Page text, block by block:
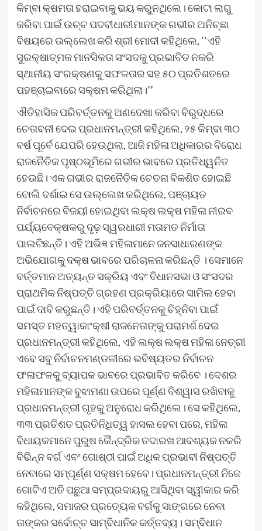
କିମ୍ବା କ୍ଷମତା ହରାଇବାକୁ ଭୟ କରୁନଥିଲେ। କୋଟା ଲାଗୁ
କରିବା ପାଇଁ ଉଚ୍ଚ ପଦବୀଧାରୀମାନଙ୍କ ଗଭୀର ଅନିଚ୍ଛା
ବିଷୟରେ ଉଲ୍ଲେଖ କରି ଶ୍ରୀ ମୋଦୀ କହିଥିଲେ, ‘‘ଏହି
ସୁରକ୍ଷାତ୍ମକ ମାନସିକତା ସଂସଦକୁ ପ୍ରଭାବିତ ନକରି
ସ୍ଥାନୀୟ ସଂରକ୍ଷଣକୁ ସଫଳତାର ସହ ୫୦ ପ୍ରତିଶତରେ
ପହଞ୍ଚାଇବାରେ ସକ୍ଷମ କରିଥିଲା।’’
ଐତିହାସିକ ପରିବର୍ତ୍ତନକୁ ଅଣଦେଖା କରିବା ବିରୁଦ୍ଧରେ
ଚେତାବନୀ ଦେଇ ପ୍ରଧାନମନ୍ତ୍ରୀ କହିଥିଲେ, ୨୫ କିମ୍ବା ୩୦
ବର୍ଷ ପୂର୍ବେ ଯେପରି ହେଉଥିଲା, ଆଜି ମହିଳା ଅଧିକାରର ବିରୋଧ
ରାଜନୈତିକ ପୃଷ୍ଠଭୂମିରେ ଗଭୀର ଭାବରେ ପ୍ରତିଧ୍ୱନିତ
ହେଉଛି। ଏକ ଗଭୀର ରାଜନୈତିକ ଚେତନା ବିକଶିତ ହୋଇଛି
ବୋଲି ଦର୍ଶାଇ ସେ ଉଲ୍ଲେଖ କରିଥିଲେ, ପଞ୍ଚାୟତ
ନିର୍ବାଚନରେ ​​ବିଜୟୀ ହୋଇଥିବା ଲକ୍ଷ ଲକ୍ଷ ମହିଳା ନୀରବ
ପର୍ଯ୍ୟବେକ୍ଷକରୁ ଦୃଢ଼ ସ୍ୱରଧାରୀ ମତାମତ ନିର୍ମାତା
ପାଲଟିଛନ୍ତି। ଏହି ଅଭିଜ୍ଞ ମହିଳାମାନେ ଜନସାଧାରଣଙ୍କ
ଅଭିଯୋଗକୁ ଦକ୍ଷ ଭାବରେ ପରିଚାଳନା କରିଛନ୍ତି । ସେମାନେ
ବର୍ତ୍ତମାନ ଅତ୍ୟନ୍ତ ସକ୍ରିୟ ଏବଂ ବିଧାନସଭା ଓ ସଂସଦର
ପ୍ରାଥମିକ ନିଷ୍ପତ୍ତି ଗ୍ରହଣ ପ୍ରକ୍ରିୟାରେ ସାମିଲ ହେବା
ପାଇଁ ଦାବି କରୁଛନ୍ତି। ଏହି ପରିବର୍ତ୍ତନକୁ ଚିହ୍ନିବା ପାଇଁ
ସମସ୍ତ ମହତ୍ୱାକାଂକ୍ଷୀ ରାଜନେତାଙ୍କୁ ପରାମର୍ଶ ଦେଇ
ପ୍ରଧାନମନ୍ତ୍ରୀ କହିଥିଲେ, ଏହି ଲକ୍ଷ ଲକ୍ଷ ମହିଳା ନେତ୍ରୀ
ଏବେ ସବୁ ନିର୍ବାଚନମଣ୍ଡଳୀରେ ଭବିଷ୍ୟତର ନିର୍ବାଚନ
ଫଳାଫଳକୁ ବ୍ୟାପକ ଭାବରେ ପ୍ରଭାବିତ କରିବେ । ଦେଶର
ମହିଳାମାନଙ୍କ ବୁଝାମଣା ଉପରେ ପୂର୍ଣ୍ଣ ବିଶ୍ୱାସ ରଖିବାକୁ
ପ୍ରଧାନମନ୍ତ୍ରୀ ଗୃହକୁ ଅନୁରୋଧ କରିଥିଲେ। ସେ କହିଥିଲେ,
୩୩ ପ୍ରତିଶତ ପ୍ରତିନିଧିତ୍ୱ ହାସଲ ହେବା ପରେ, ମହିଳା
ବିଧାୟକମାନେ ପୁରୁଷ କୈନ୍ଦ୍ରିକ ତଦାରଖ ଆବଶ୍ୟକ ନକରି
ବିଭିନ୍ନ ବର୍ଗ ଏବଂ ଗୋଷ୍ଠୀ ପାଇଁ ଅଧିକ ପ୍ରଭାବୀ ନିଷ୍ପତ୍ତି
ନେବାରେ ସମ୍ପୂର୍ଣ୍ଣ ସକ୍ଷମ ହେବେ। ପ୍ରଧାନମନ୍ତ୍ରୀ ନିଜେ
ଗୋଟିଏ ଅତି ପଛୁଆ ସମ୍ପ୍ରଦାୟରୁ ଆସିଥିବା ସ୍ୱୀକାର କରି
କହିଥିଲେ, ସମାଜର ପ୍ରତ୍ୟେକ ବର୍ଗକୁ ସାଙ୍ଗରେ ନେବା
ତାଙ୍କର ସର୍ବୋଚ୍ଚ ସାମ୍ବିଧାନିକ କର୍ତ୍ତବ୍ୟ। ସମ୍ବିଧାନ